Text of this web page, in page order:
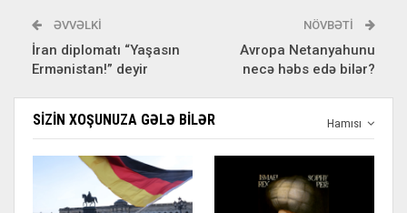
ƏVVƏLKI
İran diplomatı “Yaşasın
Ermənistan!” deyir
NÖVBƏTI
Avropa Netanyahunu
necə həbs edə bilər?
Hamısı
SIZIN XOŞUNUZA GƏLƏ BILƏR